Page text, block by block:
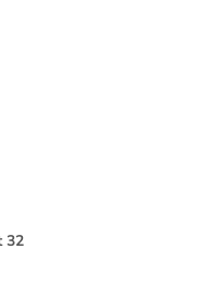
32